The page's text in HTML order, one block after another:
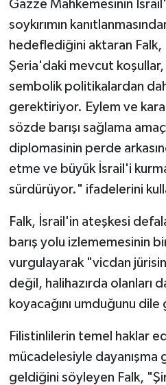
Gazze Mahkemesinin
soykırımın
hedeflediğini aktaran Falk,
Şeria'daki mevcut
sembolik politikalardan
gerektiriyor. Eylem ve
sözde barışı sağlama
diplomasinin perde
etme ve büyük İsrail'i
sürdürüyor." ifadelerini
Falk, İsrail'in ateşkesi
barış yolu izlememesinin
vurgulayarak "vicdan
değil, halihazırda olanları
koyacağını umduğunu
Filistinlilerin temel haklar
mücadelesiyle dayanışma
geldiğini söyleyen Falk,